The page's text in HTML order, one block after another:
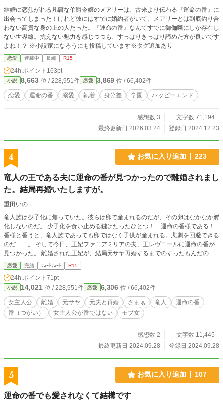
結婚に恋焦がれる凡庸な伯爵令嬢のメアリーは、古来より伝わる『運命の番』に
出会ってしまった！けれど彼にはすでに婚約者がいて、メアリーとは到底釣り合
わない高貴な身の上の人だった。『運命の番』なんてすでに御伽噺にしか存在し
ない世界線。抗えない魅力を感じつつも、すっぱりきっぱり諦めた方が良いです
よね！？ ※小説家になろうにも投稿しています※タグ追加あり
恋愛 連載中 長編 R15
24h.ポイント 163pt
小説 8,663 位 / 228,951件 恋愛 3,869 位 / 66,402件
恋愛 運命の番 溺愛 執着 身分差 学園 ハッピーエンド
感想数 3
文字数 71,194
最終更新日 2026.03.24
登録日 2024.12.23
4 お気に入り追加 223
竜人の王である夫に運命の番が見つかったので離婚されまし
た。結局再婚いたしますが。
重田いの
竜人族は少子化に焦っていた。彼らは卵で産まれるのだが、その卵はなかなか孵
化しないのだ。 少子化を食い止める鍵はたったひとつ！ 運命の番様である！
番様と番うと、竜人族であっても卵ではなく子供が産まれる。悲劇を回避できる
のだ……。 そして今日、王妃ファニアミリアの夫、王レヴニールに運命の番が
見つかった。 離婚された王妃が、結局元サヤ再婚するまでのすったもんだのお
話。 翼と角としっぽが生えてるタイプの竜人なので苦手な方はお気をつけて
～。
恋愛 完結 ｼｮｰﾄｼｮｰﾄ R15
24h.ポイント 71pt
小説 14,021 位 / 228,951件 恋愛 6,306 位 / 66,402件
女主人公 離婚 元サヤ 元夫と再婚 ざまぁ 竜人
運命の番
番（つがい）
女主人公が番ではない モブ女
感想数 2
文字数 11,445
最終更新日 2024.09.28
登録日 2024.09.28
5 お気に入り追加 107
運命の番でも愛されなくて結構です